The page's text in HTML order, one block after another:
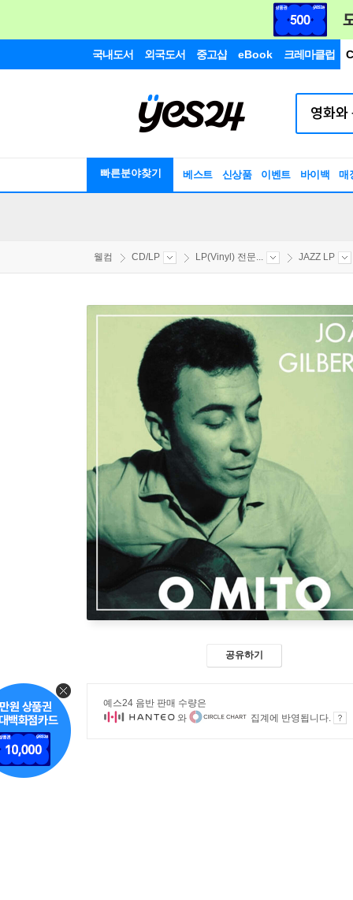
국내도서 외국도서 중고샵 eBook 크레마클럽
빠른분야찾기 베스트 신상품 이벤트 바이백 매
웰컴 CD/LP LP(Vinyl) 전문... JAZZ LP
공유하기
예스24 음반 판매 수량은
와
집계에 반영됩니다.